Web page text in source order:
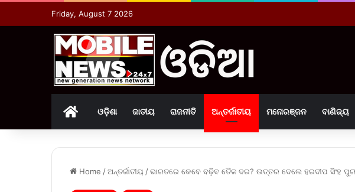
Friday, August 7 2026
Homeଓଡ଼ିଶା ଜାତୀୟ ରାଜନୀତି ଅନ୍ତର୍ଜାତୀୟ ମନୋରଞ୍ଜନ ବାଣିଜ୍ୟ
Home /ଅନ୍ତର୍ଜାତୀୟ /ଭାରତରେ କେବେ ବଢ଼ିବ ତୈଳ ଦର? ଉତ୍ତର ଦେଲେ ହରଦୀପ ସିଂହ